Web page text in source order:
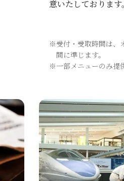
意いたしております。
※受付・受取時間は、
間に準じます。
※一部メニューのみ提